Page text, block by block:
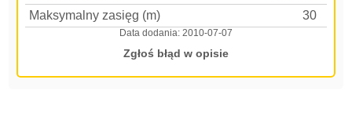
Maksymalny zasięg (m)
30
Data dodania: 2010-07-07
Zgłoś błąd w opisie